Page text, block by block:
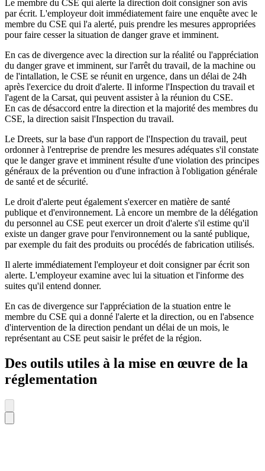
Le membre du CSE qui alerte la direction doit consigner son avis
par écrit. L'employeur doit immédiatement faire une enquête avec le
membre du CSE qui l'a alerté, puis prendre les mesures appropriées
pour faire cesser la situation de danger grave et imminent.
En cas de divergence avec la direction sur la réalité ou l'appréciation
du danger grave et imminent, sur l'arrêt du travail, de la machine ou
de l'intallation, le CSE se réunit en urgence, dans un délai de 24h
après l'exercice du droit d'alerte. Il informe l'Inspection du travail et
l'agent de la Carsat, qui peuvent assister à la réunion du CSE.
En cas de désaccord entre la direction et la majorité des membres du
CSE, la direction saisit l'Inspection du travail.
Le Dreets, sur la base d'un rapport de l'Inspection du travail, peut
ordonner à l'entreprise de prendre les mesures adéquates s'il constate
que le danger grave et imminent résulte d'une violation des principes
généraux de la prévention ou d'une infraction à l'obligation générale
de santé et de sécurité.
Le droit d'alerte peut également s'exercer en matière de santé
publique et d'environnement. Là encore un membre de la délégation
du personnel au CSE peut exercer un droit d'alerte s'il estime qu'il
existe un danger grave pour l'environnement ou la santé publique,
par exemple du fait des produits ou procédés de fabrication utilisés.
Il alerte immédiatement l'employeur et doit consigner par écrit son
alerte. L'employeur examine avec lui la situation et l'informe des
suites qu'il entend donner.
En cas de divergence sur l'appréciation de la stuation entre le
membre du CSE qui a donné l'alerte et la direction, ou en l'absence
d'intervention de la direction pendant un délai de un mois, le
représentant au CSE peut saisir le préfet de la région.
Des outils utiles à la mise en œuvre de la
réglementation